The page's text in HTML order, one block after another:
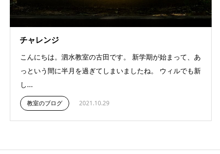
チャレンジ
こんにちは。泗水教室の古田です。 新学期が始まって、あ
っという間に半月を過ぎてしまいましたね。 ウィルでも新
し...
教室のブログ 2021.10.29